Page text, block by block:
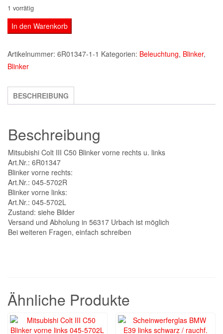
1 vorrätig
Mitsubishi
Blinker
vorne
5702R/L
Menge
In den Warenkorb
Artikelnummer: 6R01347-1-1 Kategorien: Beleuchtung, Blinker,
Blinker
BESCHREIBUNG
Beschreibung
Mitsubishi Colt III C50 Blinker vorne rechts u. links
Art.Nr.: 6R01347
Blinker vorne rechts:
Art.Nr.: 045-5702R
Blinker vorne links:
Art.Nr.: 045-5702L
Zustand: siehe Bilder
Versand und Abholung in 56317 Urbach ist möglich
Bei weiteren Fragen, einfach schreiben
Ähnliche Produkte